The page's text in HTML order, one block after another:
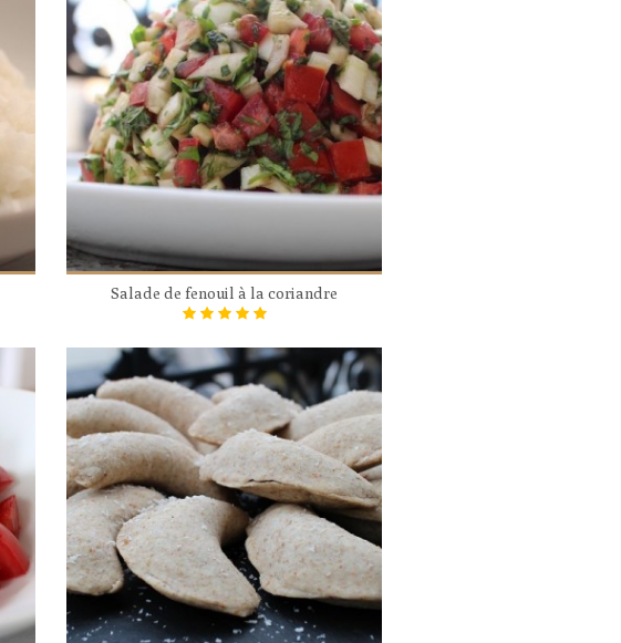
Salade de fenouil à la coriandre